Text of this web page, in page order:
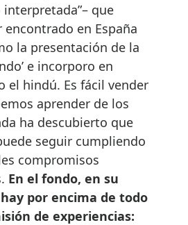
que
encontrado en España
la presentación de la
e incorporo en
el hindú. Es fácil vender
aprender de los
ha descubierto que
seguir cumpliendo
compromisos
En el fondo, en su
por encima de todo
de experiencias: